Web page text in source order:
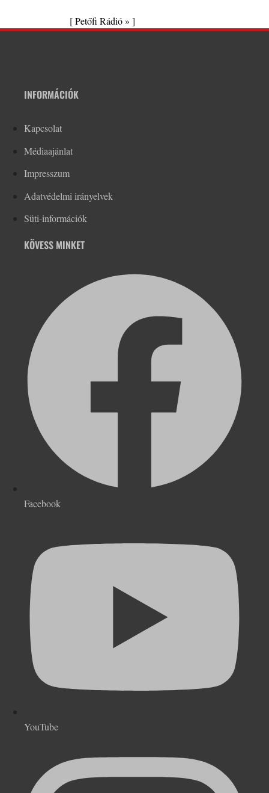
[Petőfi Rádió » ]
INFORMÁCIÓK
Kapcsolat
Médiaajánlat
Impresszum
Adatvédelmi irányelvek
Süti-információk
KÖVESS MINKET
Facebook
YouTube